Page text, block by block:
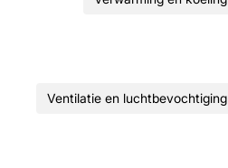
Ventilatie en luchtbevochtiging